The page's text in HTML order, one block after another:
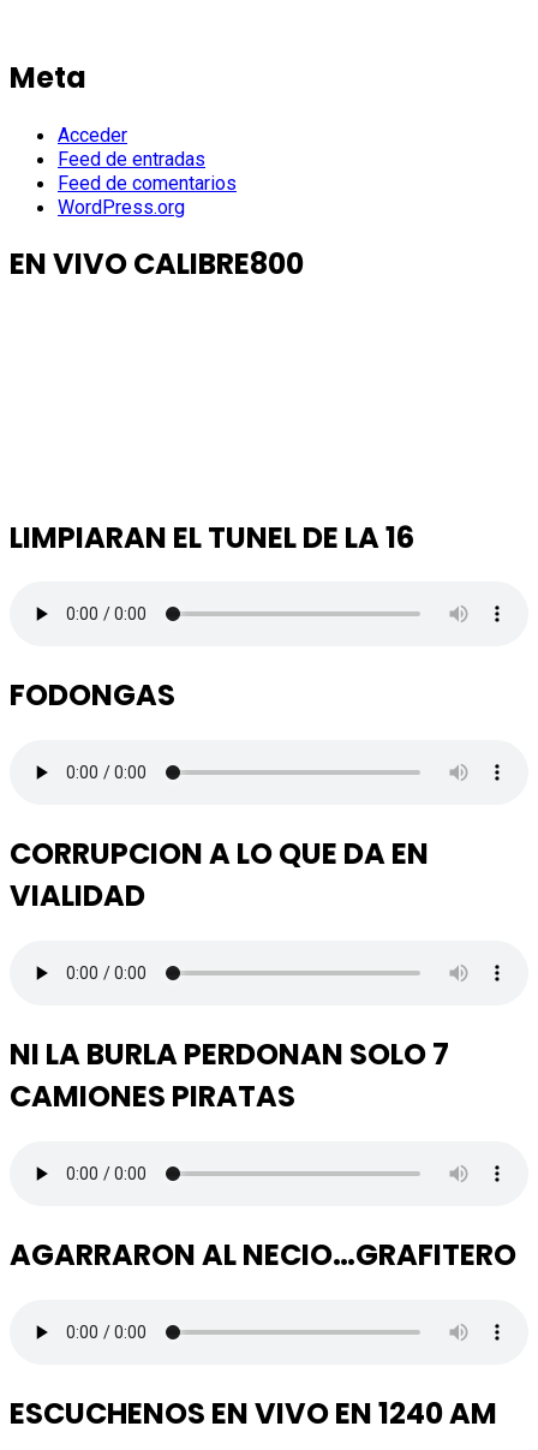
Meta
Acceder
Feed de entradas
Feed de comentarios
WordPress.org
EN VIVO CALIBRE800
LIMPIARAN EL TUNEL DE LA 16
FODONGAS
CORRUPCION A LO QUE DA EN
VIALIDAD
NI LA BURLA PERDONAN SOLO 7
CAMIONES PIRATAS
AGARRARON AL NECIO…GRAFITERO
ESCUCHENOS EN VIVO EN 1240 AM